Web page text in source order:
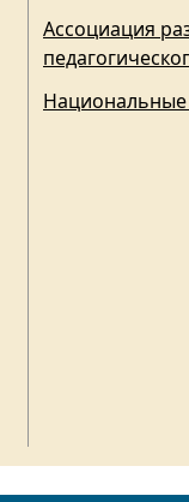
Ассоциация